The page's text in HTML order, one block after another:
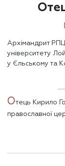
Архімандрит
університету
у Єльському та
Отець Кирило
православної
праворуч від
Православною